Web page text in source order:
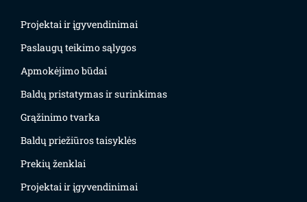
Projektai ir įgyvendinimai
Paslaugų teikimo sąlygos
Apmokėjimo būdai
Baldų pristatymas ir surinkimas
Grąžinimo tvarka
Baldų priežiūros taisyklės
Prekių ženklai
Projektai ir įgyvendinimai